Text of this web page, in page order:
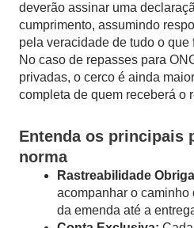
deverão assinar uma
cumprimento, assumindo
pela veracidade de tudo o que
No caso de repasses para
privadas, o cerco é ainda
completa de quem receberá o
Entenda os principais
norma
Rastreabilidade
acompanhar o
da emenda até a